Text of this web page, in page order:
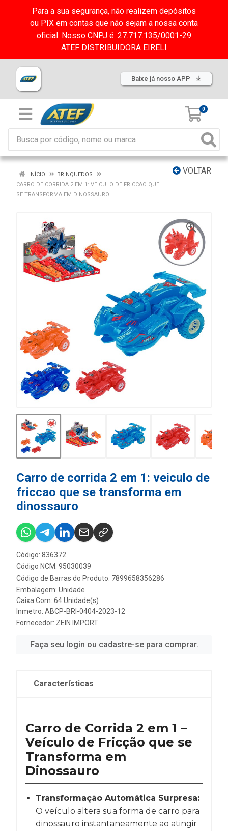
Para a sua segurança, não realizem depósitos
ou PIX em contas que não sejam a nossa conta
oficial. Nosso CNPJ é: 27.717.135/0001-29
ATEF DISTRIBUIDORA EIRELI
Baixe já nosso APP
0
VOLTAR
INÍCIO
BRINQUEDOS
CARRO DE CORRIDA 2 EM 1: VEICULO DE FRICCAO QUE
SE TRANSFORMA EM DINOSSAURO
Carro de corrida 2 em 1: veiculo de
friccao que se transforma em
dinossauro
Código: 836372
Código NCM: 95030039
Código de Barras do Produto: 7899658356286
Embalagem: Unidade
Caixa Com: 64 Unidade(s)
Inmetro: ABCP-BRI-0404-2023-12
Fornecedor: ZEIN IMPORT
Faça seu login ou cadastre-se para comprar.
Características
Carro de Corrida 2 em 1 –
Veículo de Fricção que se
Transforma em
Dinossauro
Transformação Automática Surpresa:
O veículo altera sua forma de carro para
dinossauro instantaneamente ao atingir